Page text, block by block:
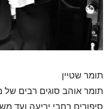
תומר שטיין
תומר אוהב סוגים רבים
סיפורים רחבי יריעה ועד